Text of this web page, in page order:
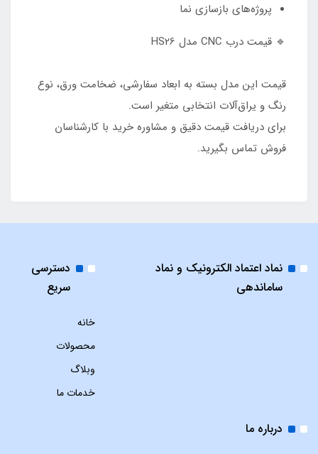
پروژه‌های بازسازی نما
🔹 قیمت درب CNC مدل HS26
قیمت این مدل بسته به ابعاد سفارشی، ضخامت ورق، نوع
رنگ و یراق‌آلات انتخابی متغیر است.
برای دریافت قیمت دقیق و مشاوره خرید با کارشناسان
فروش تماس بگیرید.
نماد اعتماد الکترونیک و نماد
ساماندهی
دسترسی
سریع
خانه
محصولات
وبلاگ
خدمات ما
درباره ما